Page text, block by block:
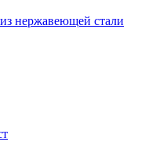
нержавеющей стали